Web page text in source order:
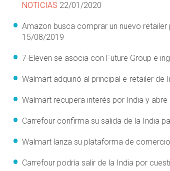
NOTICIAS 22/01/2020
Amazon busca comprar un nuevo
15/08/2019
7-Eleven se asocia con Future Group e
Walmart adquirió al principal e-retailer de
Walmart recupera interés por India y
Carrefour confirma su salida de la India
Walmart lanza su plataforma de
Carrefour podría salir de la India por